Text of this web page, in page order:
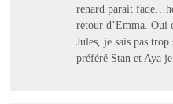
renard parait
retour d’Emma. Oui
Jules, je sais pas
préféré Stan et Aya